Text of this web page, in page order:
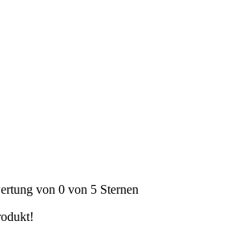
von 0 von 5 Sternen